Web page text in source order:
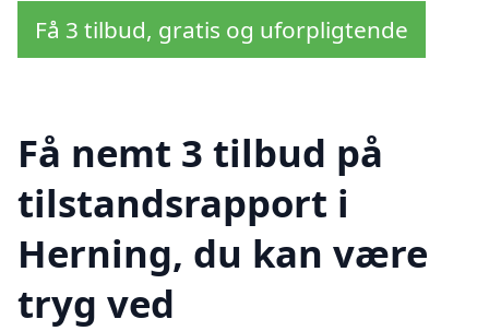
Få 3 tilbud, gratis og uforpligtende
Få nemt 3 tilbud på
tilstandsrapport i
Herning, du kan være
tryg ved